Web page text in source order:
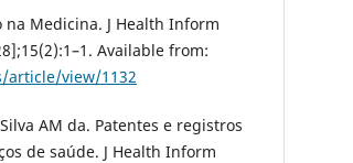
na Medicina. J Health Inform
Available from:
view/1132
AM da. Patentes e registros
de saúde. J Health Inform